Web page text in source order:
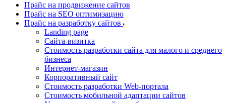
Прайс на продвижение сайтов
Прайс на SEO оптимизацию
Прайс на разработку сайтов
Landing page
Cайта-визитка
Стоимость разработки сайта для малого и среднего
бизнеса
Интернет-магазин
Корпоративный сайт
Стоимость разработки Web-портала
Стоимость мобильной адаптации сайтов